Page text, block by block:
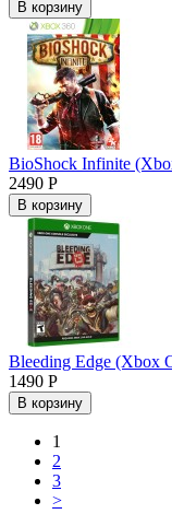
В корзину
BioShock Infinite
2490 Р
В корзину
Bleeding Edge (Xbox
1490 Р
В корзину
1
2
3
>